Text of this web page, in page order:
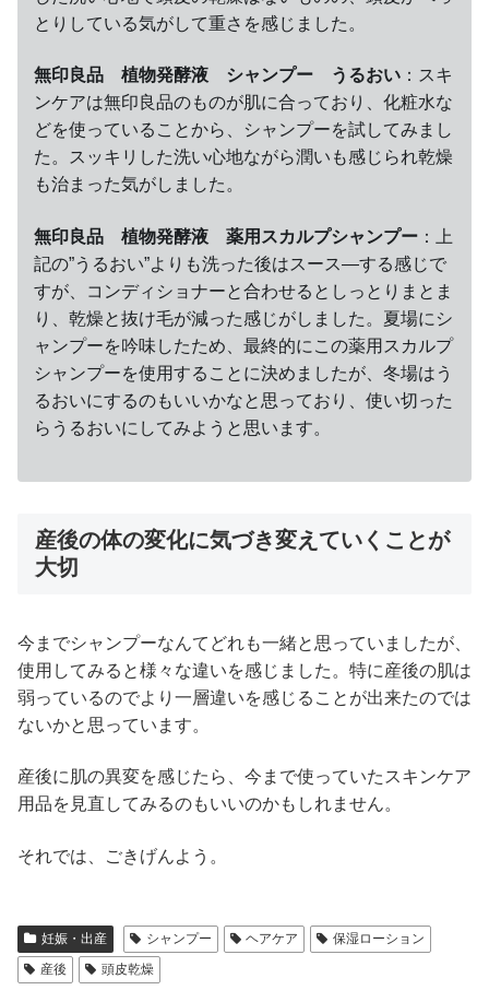
とりしている気がして重さを感じました。
無印良品 植物発酵液 シャンプー うるおい ：スキ
ンケアは無印良品のものが肌に合っており、化粧水な
どを使っていることから、シャンプーを試してみまし
た。スッキリした洗い心地ながら潤いも感じられ乾燥
も治まった気がしました。
無印良品 植物発酵液 薬用スカルプシャンプー ：上
記の”うるおい”よりも洗った後はスース―する感じで
すが、コンディショナーと合わせるとしっとりまとま
り、乾燥と抜け毛が減った感じがしました。夏場にシ
ャンプーを吟味したため、最終的にこの薬用スカルプ
シャンプーを使用することに決めましたが、冬場はう
るおいにするのもいいかなと思っており、使い切った
らうるおいにしてみようと思います。
産後の体の変化に気づき変えていくことが
大切
今までシャンプーなんてどれも一緒と思っていましたが、
使用してみると様々な違いを感じました。特に産後の肌は
弱っているのでより一層違いを感じることが出来たのでは
ないかと思っています。
産後に肌の異変を感じたら、今まで使っていたスキンケア
用品を見直してみるのもいいのかもしれません。
それでは、ごきげんよう。
妊娠・出産 シャンプー ヘアケア
保湿ローション
産後
頭皮乾燥